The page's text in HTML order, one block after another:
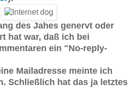
des Jahes genervt oder
hat war, daß ich bei
ein "No-reply-
Mailadresse meinte ich
Schließlich hat das ja letztes